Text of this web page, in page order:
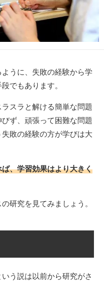
ように、失敗の経験から学
でもあります。
スラと解ける簡単な問題
ず、頑張って困難な問題
敗の経験の方が学びは大
、学習効果はより大きく
研究を見てみましょう。
う説は以前から研究がさ